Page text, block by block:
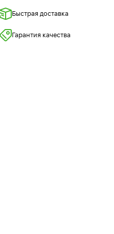
Быстрая доставка
Гарантия качества